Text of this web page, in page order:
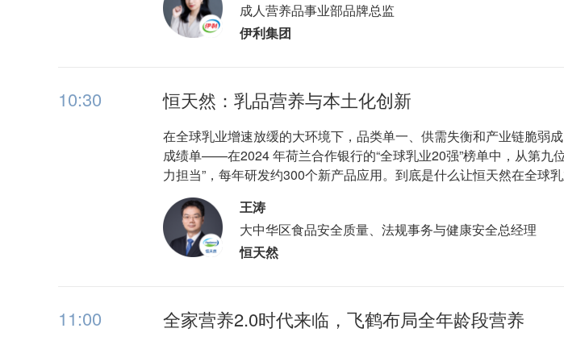
成人营养品事业部品牌总监
伊利集团
10:30 恒天然：乳品营养与本土化创新
在全球乳业增速放缓的大环境下，品类单一、供需失衡和产业链脆弱
成绩单——在2024 年荷兰合作银行的“全球乳业20强”榜单中，从第九
力担当”，每年研发约300个新产品应用。到底是什么让恒天然在全球
王涛
大中华区食品安全质量、法规事务与健康安全总经理
恒天然
11:00 全家营养2.0时代来临，飞鹤布局全年龄段营养